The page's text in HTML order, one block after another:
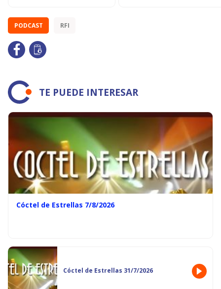
PODCAST RFI
TE PUEDE INTERESAR
Cóctel de Estrellas 7/8/2026
Cóctel de Estrellas 31/7/2026